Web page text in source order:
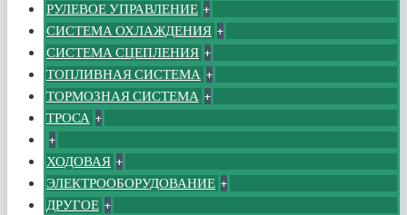
РУЛЕВОЕ УПРАВЛЕНИЕ +
СИСТЕМА ОХЛАЖДЕНИЯ +
СИСТЕМА СЦЕПЛЕНИЯ +
ТОПЛИВНАЯ СИСТЕМА +
ТОРМОЗНАЯ СИСТЕМА +
ТРОСА +
+
ХОДОВАЯ +
ЭЛЕКТРООБОРУДОВАНИЕ +
ДРУГОЕ +